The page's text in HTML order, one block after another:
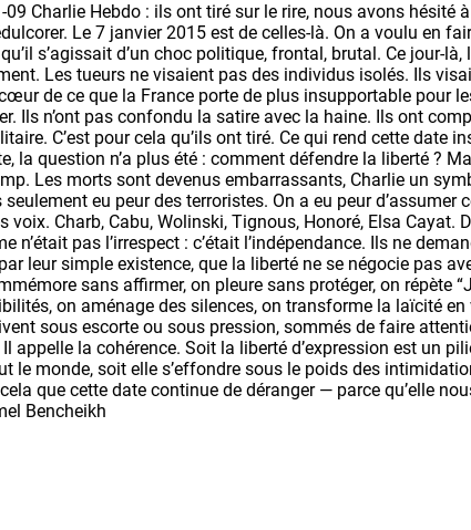
Charlie Hebdo : ils ont tiré sur le rire, nous avons hésité
Le 7 janvier 2015 est de celles-là. On a voulu en
s’agissait d’un choc politique, frontal, brutal. Ce jour-
Les tueurs ne visaient pas des individus isolés. Ils
de ce que la France porte de plus insupportable pour
Ils n’ont pas confondu la satire avec la haine. Ils ont
C’est pour cela qu’ils ont tiré. Ce qui rend cette date
la question n’a plus été : comment défendre la liberté ?
Les morts sont devenus embarrassants, Charlie un
eu peur des terroristes. On a eu peur d’assumer
voix. Charb, Cabu, Wolinski, Tignous, Honoré, Elsa Cayat.
pas l’irrespect : c’était l’indépendance. Ils ne
leur simple existence, que la liberté ne se négocie pas
sans affirmer, on pleure sans protéger, on répète
on aménage des silences, on transforme la laïcité
sous escorte ou sous pression, sommés de faire
appelle la cohérence. Soit la liberté d’expression est un
monde, soit elle s’effondre sous le poids des
que cette date continue de déranger — parce qu’elle
Bencheikh